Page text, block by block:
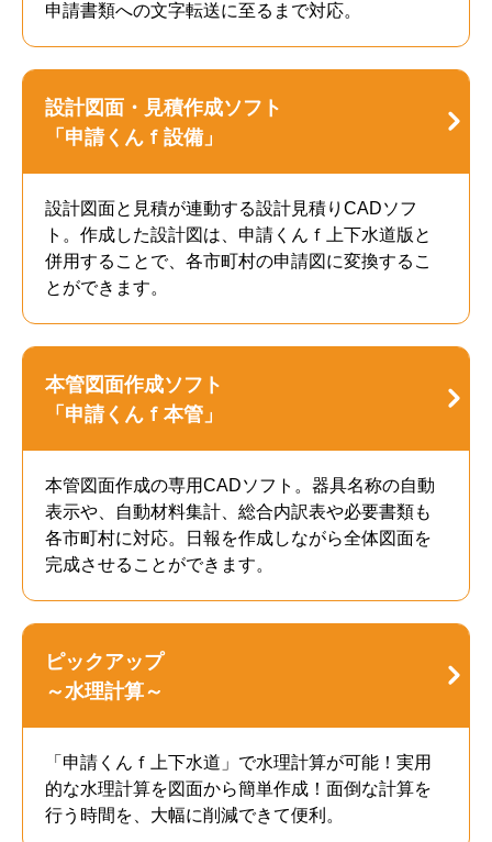
申請書類への文字転送に至るまで対応。
設計図面・見積作成ソフト
「申請くんｆ設備」
設計図面と見積が連動する設計見積りCADソフ
ト。作成した設計図は、申請くんｆ上下水道版と
併用することで、各市町村の申請図に変換するこ
とができます。
本管図面作成ソフト
「申請くんｆ本管」
本管図面作成の専用CADソフト。器具名称の自動
表示や、自動材料集計、総合内訳表や必要書類も
各市町村に対応。日報を作成しながら全体図面を
完成させることができます。
ピックアップ
～水理計算～
「申請くんｆ上下水道」で水理計算が可能！実用
的な水理計算を図面から簡単作成！面倒な計算を
行う時間を、大幅に削減できて便利。